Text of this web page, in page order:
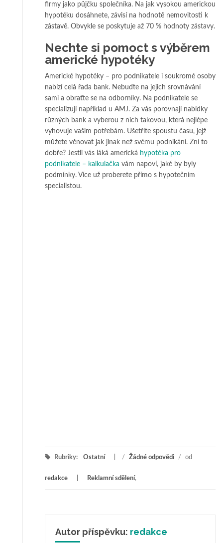
firmy jako půjčku společníka. Na jak vysokou americkou
hypotéku dosáhnete, závisí na hodnotě nemovitosti k
zástavě. Obvykle se poskytuje až 70 % hodnoty zástavy.
Nechte si pomoct s výběrem
americké hypotéky
Americké hypotéky – pro podnikatele i soukromé osoby
nabízí celá řada bank. Nebuďte na jejich srovnávání
sami a obraťte se na odborníky. Na podnikatele se
specializují například u AMJ. Za vás porovnají nabídky
různých bank a vyberou z nich takovou, která nejlépe
vyhovuje vašim potřebám. Ušetříte spoustu času, jejž
můžete věnovat jak jinak než svému podnikání. Zní to
dobře? Jestli vás láká americká hypotéka pro
podnikatele – kalkulačka vám napoví, jaké by byly
podmínky. Více už proberete přímo s hypotečním
specialistou.
Rubriky: Ostatní / Žádné odpovědi / od
redakce Reklamní sdělení,
Autor příspěvku: redakce